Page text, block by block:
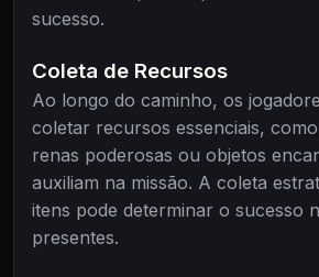
sucesso.
Coleta de Recursos
Ao longo do caminho, os
coletar recursos essenciais,
renas poderosas ou objetos
auxiliam na missão. A coleta
itens pode determinar o sucesso
presentes.